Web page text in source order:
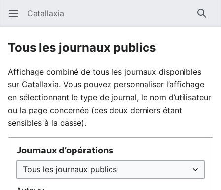
Ouvrir le menu principal Catallaxia
Tous les journaux publics
Affichage combiné de tous les journaux disponibles
sur Catallaxia. Vous pouvez personnaliser l’affichage
en sélectionnant le type de journal, le nom d’utilisateur
ou la page concernée (ces deux derniers étant
sensibles à la casse).
Journaux d’opérations